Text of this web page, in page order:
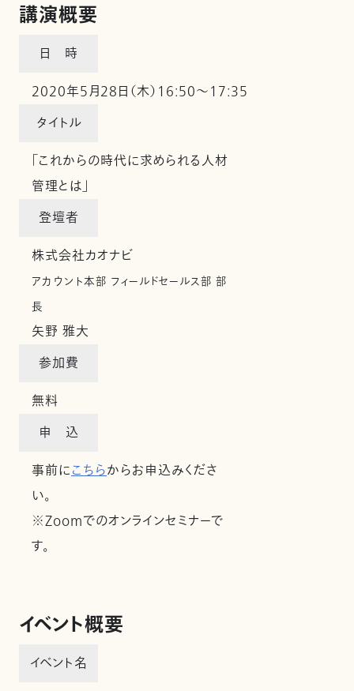
講演概要
日 時
2020年5月28日（木）16:50～17:35
タイトル
「これからの時代に求められる人材
管理とは」
登壇者
株式会社カオナビ
アカウント本部 フィールドセールス部 部
長
矢野 雅大
参加費
無料
申 込
事前にこちらからお申込みくださ
い。
※Zoomでのオンラインセミナーで
す。
イベント概要
イベント名